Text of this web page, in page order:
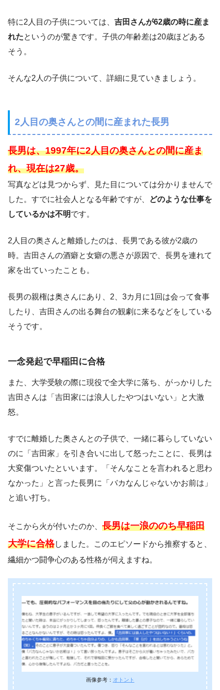
特に2人目の子供については、 吉田さんが62歳の時に産ま
れたというのが驚きです。子供の年齢差は20歳ほどある
そう。
そんな2人の子供について、詳細に見ていきましょう。
2人目の奥さんとの間に産まれた長男
長男は、1997年に2人目の奥さんとの間に産ま
れ、現在は27歳。
写真などは見つからず、見た目については分かりませんで
した。すでに社会人となる年齢ですが、
どのような仕事を
しているかは不明です。
2人目の奥さんと離婚したのは、長男である彼が2歳の
時。吉田さんの酒癖と女癖の悪さが原因で、長男を連れて
家を出ていったことも。
長男の親権は奥さんにあり、2、3カ月に1回は会って食事
したり、吉田さんの出る舞台の観劇に来るなどをしている
そうです。
一念発起で早稲田に合格
また、大学受験の際に現役で全大学に落ち、がっかりした
吉田さんは「吉田家には浪人したやつはいない」と大激
怒。
すでに離婚した奥さんとの子供で、一緒に暮らしていない
のに「吉田家」を引き合いに出して怒ったことに、長男は
大変傷ついたといいます。「そんなことを言われると思わ
なかった」と言った長男に「バカなんじゃないかお前は」
と追い打ち。
そこから火が付いたのか、 長男は一浪ののち早稲田
大学に合格しました。このエピソードから推察すると、
繊細かつ闘争心のある性格が伺えますね。
画像参考： オトント